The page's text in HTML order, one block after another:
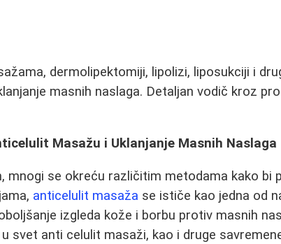
dermolipektomiji, lipolizi, liposukciji i
masnih naslaga. Detaljan vodič kroz
Masažu i Uklanjanje Masnih Naslaga
mnogi se okreću različitim metodama kako bi
anticelulit masaža se ističe kao jedna od
izgleda kože i borbu protiv masnih
svet anti celulit masaži, kao i druge